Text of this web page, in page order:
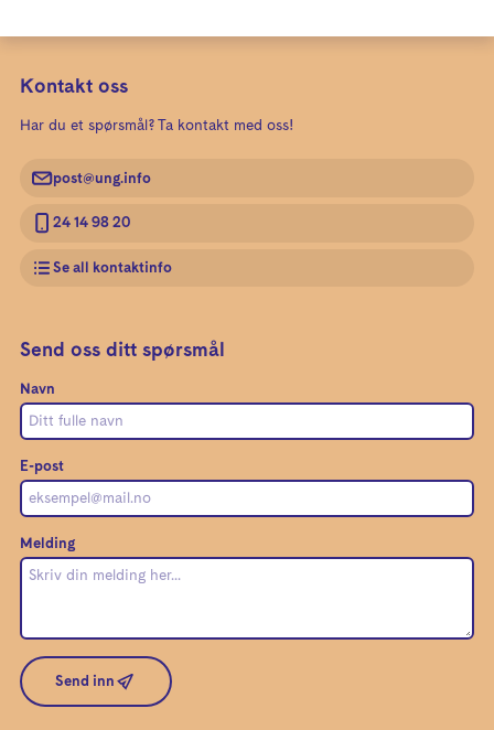
Kontakt oss
Har du et spørsmål? Ta kontakt med oss!
post@ung.info
24 14 98 20
Se all kontaktinfo
Send oss ditt spørsmål
Navn
E-post
Melding
Send inn